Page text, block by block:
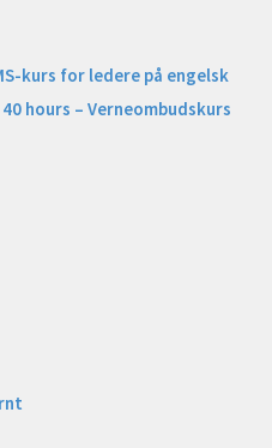
kurs for ledere på engelsk
hours – Verneombudskurs